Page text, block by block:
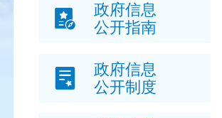
政府信息
公开指南
政府信息
公开制度